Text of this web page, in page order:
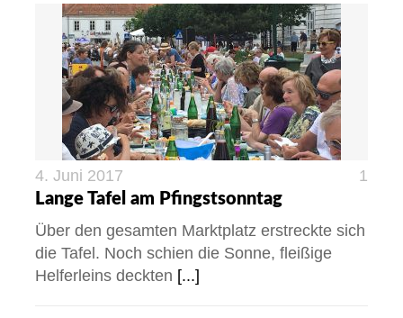
4. Juni 2017
1
Lange Tafel am Pfingstsonntag
Über den gesamten Marktplatz erstreckte sich
die Tafel. Noch schien die Sonne, fleißige
Helferleins deckten [...]